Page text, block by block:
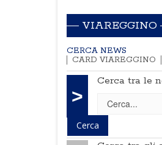
VIAREGGINO
CERCA NEWS
CARD VIAREGGINO
>
Cerca tra le